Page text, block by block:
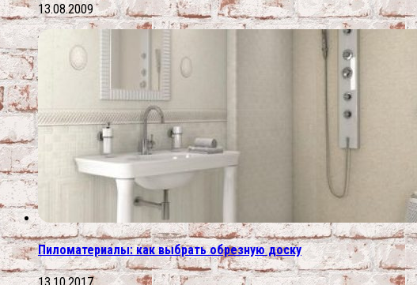
13.08.2009
Пиломатериалы: как выбрать обрезную доску
13.10.2017